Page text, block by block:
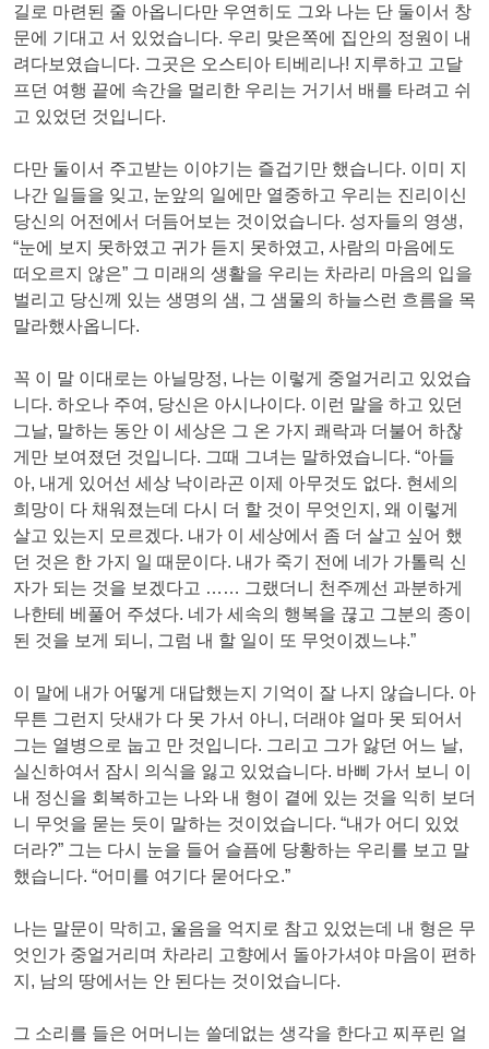
길로 마련된 줄 아옵니다만 우연히도 그와 나는 단 둘이서 창
문에 기대고 서 있었습니다. 우리 맞은쪽에 집안의 정원이 내
려다보였습니다. 그곳은 오스티아 티베리나! 지루하고 고달
프던 여행 끝에 속간을 멀리한 우리는 거기서 배를 타려고 쉬
고 있었던 것입니다.
다만 둘이서 주고받는 이야기는 즐겁기만 했습니다. 이미 지
나간 일들을 잊고, 눈앞의 일에만 열중하고 우리는 진리이신
당신의 어전에서 더듬어보는 것이었습니다. 성자들의 영생,
“눈에 보지 못하였고 귀가 듣지 못하였고, 사람의 마음에도
떠오르지 않은” 그 미래의 생활을 우리는 차라리 마음의 입을
벌리고 당신께 있는 생명의 샘, 그 샘물의 하늘스런 흐름을 목
말라했사옵니다.
꼭 이 말 이대로는 아닐망정, 나는 이렇게 중얼거리고 있었습
니다. 하오나 주여, 당신은 아시나이다. 이런 말을 하고 있던
그날, 말하는 동안 이 세상은 그 온 가지 쾌락과 더불어 하찮
게만 보여졌던 것입니다. 그때 그녀는 말하였습니다. “아들
아, 내게 있어선 세상 낙이라곤 이제 아무것도 없다. 현세의
희망이 다 채워졌는데 다시 더 할 것이 무엇인지, 왜 이렇게
살고 있는지 모르겠다. 내가 이 세상에서 좀 더 살고 싶어 했
던 것은 한 가지 일 때문이다. 내가 죽기 전에 네가 가톨릭 신
자가 되는 것을 보겠다고 …… 그랬더니 천주께선 과분하게
나한테 베풀어 주셨다. 네가 세속의 행복을 끊고 그분의 종이
된 것을 보게 되니, 그럼 내 할 일이 또 무엇이겠느냐.”
이 말에 내가 어떻게 대답했는지 기억이 잘 나지 않습니다. 아
무튼 그런지 닷새가 다 못 가서 아니, 더래야 얼마 못 되어서
그는 열병으로 눕고 만 것입니다. 그리고 그가 앓던 어느 날,
실신하여서 잠시 의식을 잃고 있었습니다. 바삐 가서 보니 이
내 정신을 회복하고는 나와 내 형이 곁에 있는 것을 익히 보더
니 무엇을 묻는 듯이 말하는 것이었습니다. “내가 어디 있었
더라?” 그는 다시 눈을 들어 슬픔에 당황하는 우리를 보고 말
했습니다. “어미를 여기다 묻어다오.”
나는 말문이 막히고, 울음을 억지로 참고 있었는데 내 형은 무
엇인가 중얼거리며 차라리 고향에서 돌아가셔야 마음이 편하
지, 남의 땅에서는 안 된다는 것이었습니다.
그 소리를 들은 어머니는 쓸데없는 생각을 한다고 찌푸린 얼